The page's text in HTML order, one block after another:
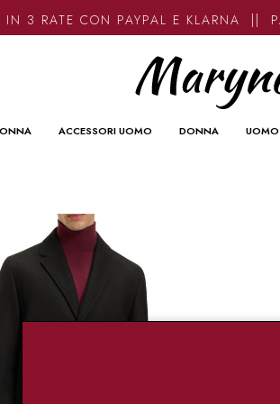
3 RATE CON PAYPAL E KLARNA ||
ACCESSORI UOMO DONNA UOMO